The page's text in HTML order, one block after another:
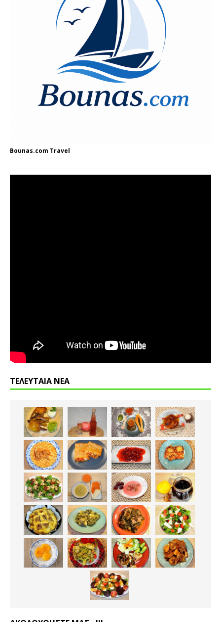
Bounas.com Travel
ΤΕΛΕΥΤΑΙΑ ΝΕΑ